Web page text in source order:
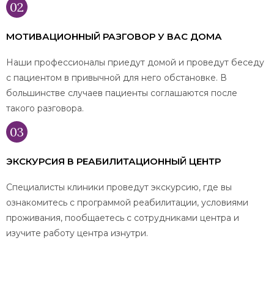
МОТИВАЦИОННЫЙ РАЗГОВОР У ВАС ДОМА
Наши профессионалы приедут домой и проведут беседу
с пациентом в привычной для него обстановке. В
большинстве случаев пациенты соглашаются после
такого разговора.
ЭКСКУРСИЯ В РЕАБИЛИТАЦИОННЫЙ ЦЕНТР
Специалисты клиники проведут экскурсию, где вы
ознакомитесь с программой реабилитации, условиями
проживания, пообщаетесь с сотрудниками центра и
изучите работу центра изнутри.